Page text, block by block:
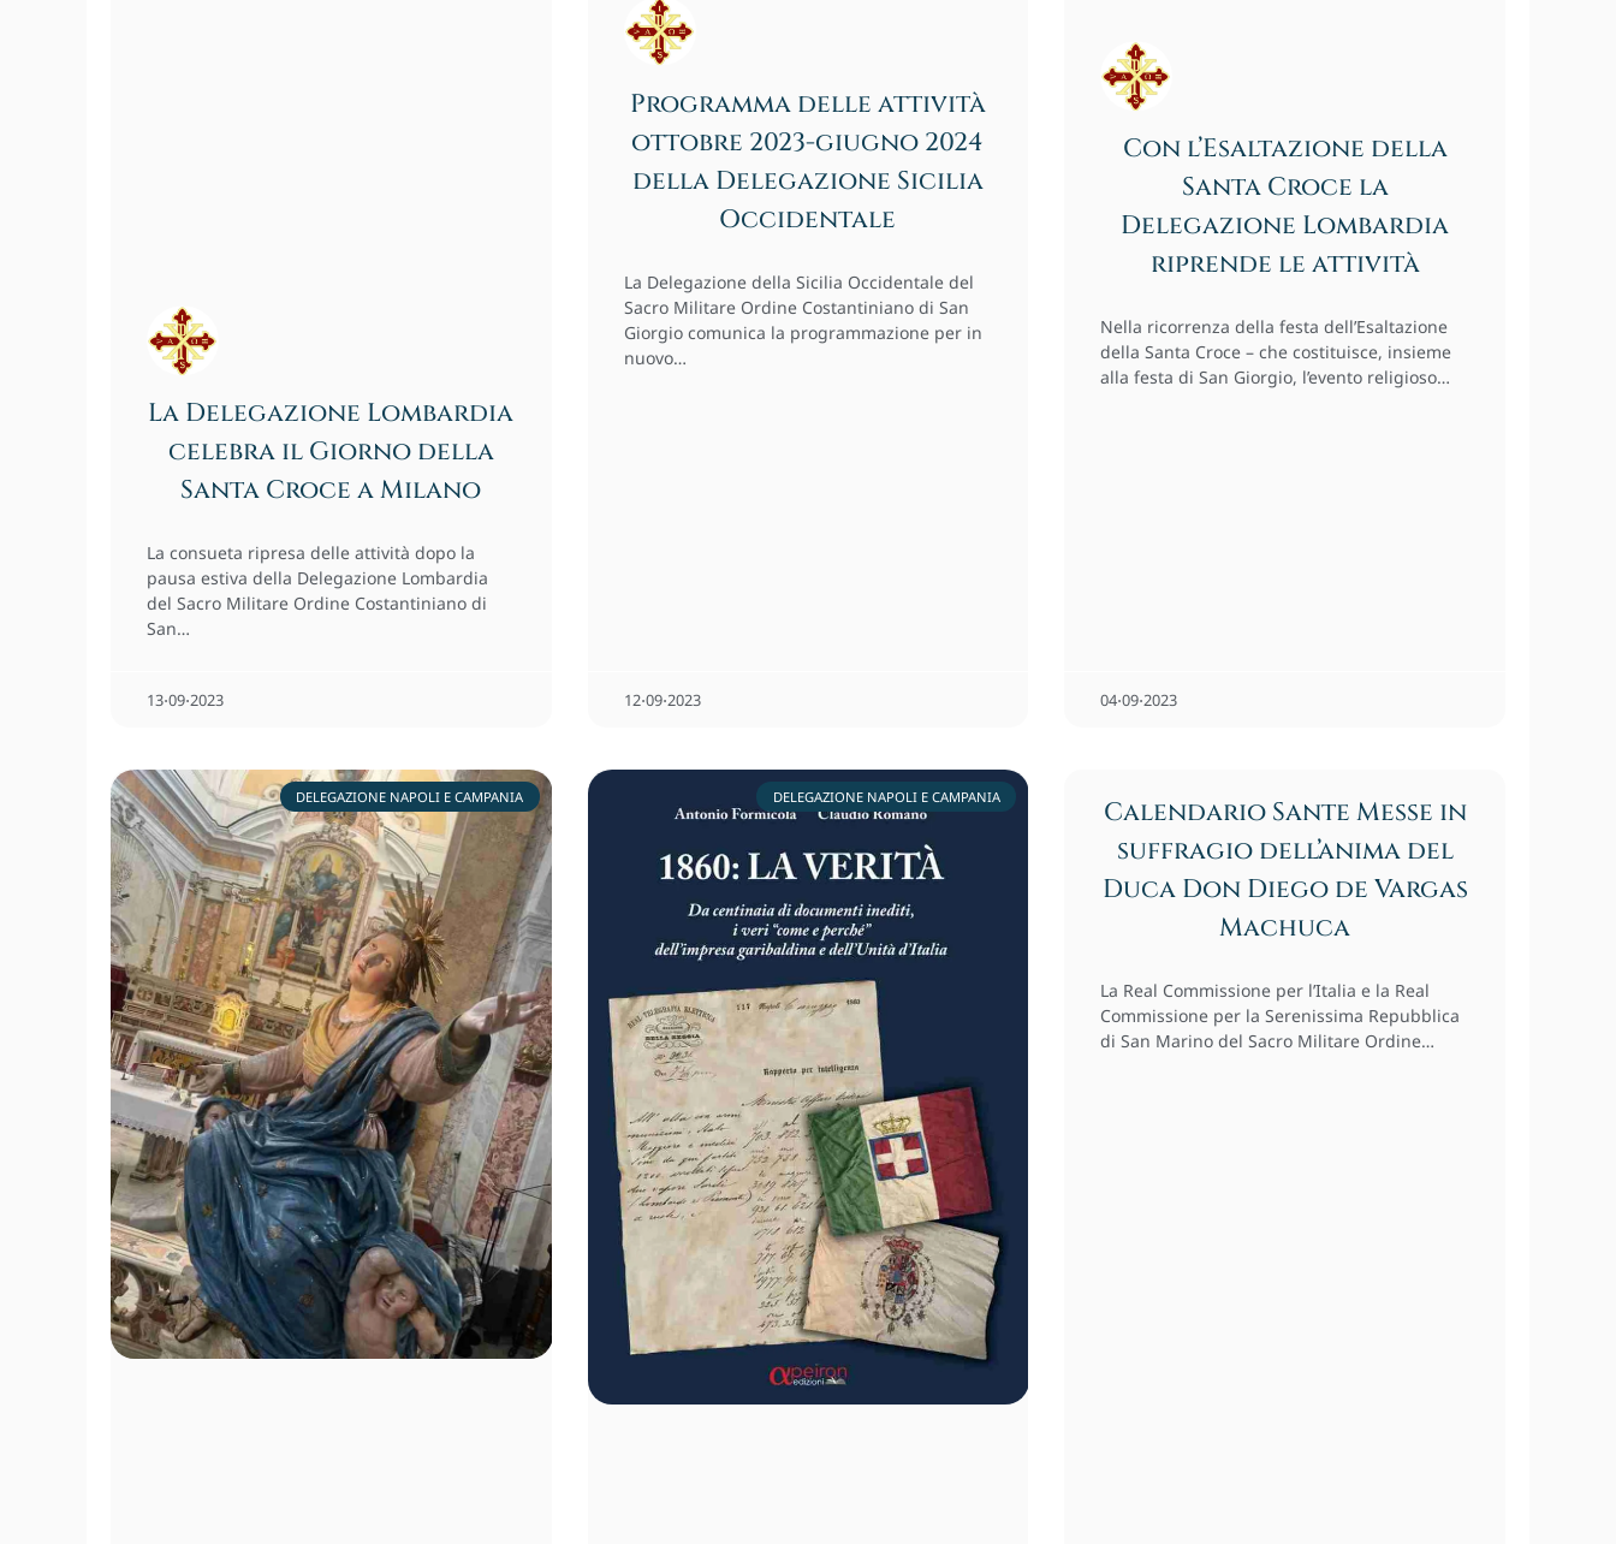
La Delegazione Lombardia
celebra il Giorno della
Santa Croce a Milano
La consueta ripresa delle attività dopo la
pausa estiva della Delegazione Lombardia
del Sacro Militare Ordine Costantiniano di
San…
13⋅09⋅2023
Programma delle attività
ottobre 2023-giugno 2024
della Delegazione Sicilia
Occidentale
La Delegazione della Sicilia Occidentale del
Sacro Militare Ordine Costantiniano di San
Giorgio comunica la programmazione per in
nuovo…
12⋅09⋅2023
Con l’Esaltazione della
Santa Croce la
Delegazione Lombardia
riprende le attività
Nella ricorrenza della festa dell’Esaltazione
della Santa Croce – che costituisce, insieme
alla festa di San Giorgio, l’evento religioso…
04⋅09⋅2023
DELEGAZIONE NAPOLI E CAMPANIA DELEGAZIONE NAPOLI E CAMPANIA
Calendario Sante Messe in
suffragio dell’anima del
Duca Don Diego de Vargas
Machuca
La Real Commissione per l’Italia e la Real
Commissione per la Serenissima Repubblica
di San Marino del Sacro Militare Ordine…